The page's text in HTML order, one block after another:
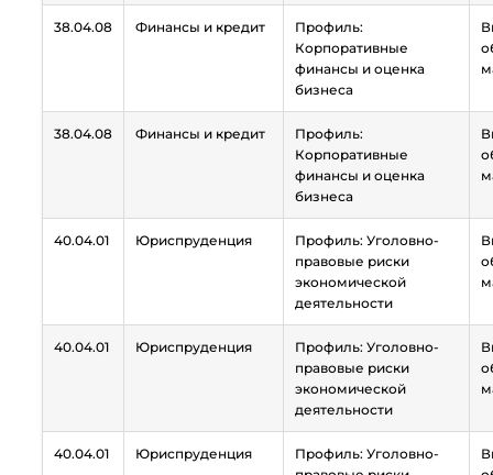
38.04.08 Финансы и кредит
Профиль:
Корпоративные
финансы и оценка
бизнеса
38.04.08 Финансы и кредит
Профиль:
Корпоративные
финансы и оценка
бизнеса
40.04.01 Юриспруденция
Профиль: Уголовно-
правовые риски
экономической
деятельности
40.04.01 Юриспруденция
Профиль: Уголовно-
правовые риски
экономической
деятельности
40.04.01 Юриспруденция
Профиль: Уголовно-